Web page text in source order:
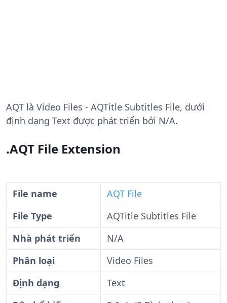
AQT là Video Files - AQTitle Subtitles File, dưới
định dạng Text được phát triển bởi N/A.
.AQT File Extension
File name
AQT File
File Type
AQTitle Subtitles File
Nhà phát triển
N/A
Phân loại
Video Files
Định dạng
Text